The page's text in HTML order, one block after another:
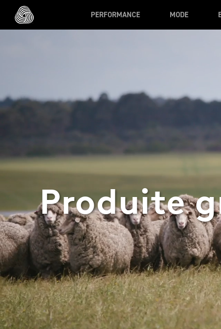
Skip to main content
PERFORMANCE MODE
Produite